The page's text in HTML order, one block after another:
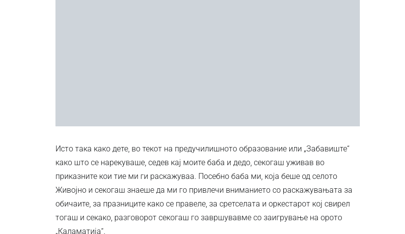
Исто така како дете, во текот на предучилишното образование или „Забавиште“
како што се нарекуваше, седев кај моите баба и дедо, секогаш уживав во
приказните кои тие ми ги раскажуваа. Посебно баба ми, која беше од селото
Живојно и секогаш знаеше да ми го привлечи вниманието со раскажувањата за
обичаите, за празниците како се правеле, за сретселата и оркестарот кој свирел
тогаш и секако, разговорот секогаш го завршувавме со заигрување на орото
„Каламатија“.